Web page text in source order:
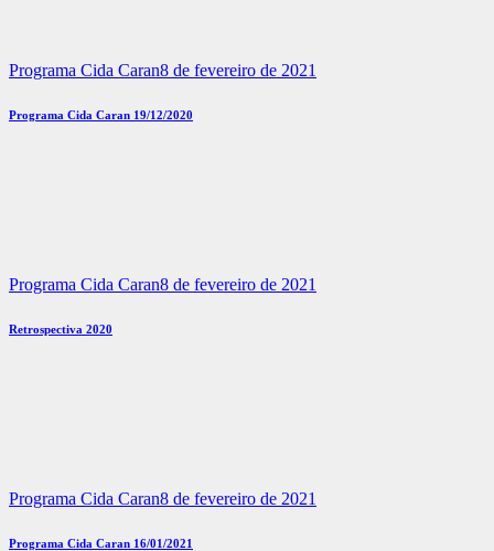
Programa Cida Caran8 de fevereiro de 2021
Programa Cida Caran 19/12/2020
Programa Cida Caran8 de fevereiro de 2021
Retrospectiva 2020
Programa Cida Caran8 de fevereiro de 2021
Programa Cida Caran 16/01/2021